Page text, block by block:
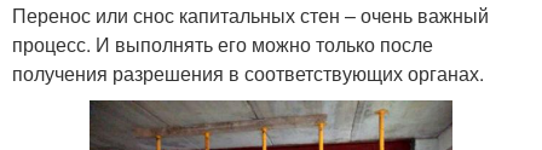
Перенос или снос капитальных стен – очень важный
процесс. И выполнять его можно только после
получения разрешения в соответствующих органах.